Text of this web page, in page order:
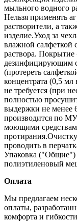
мыльного водного
Нельзя применять
растворители, а
изделие.Уход за
влажной салфеткой
раствора. Покрытие
дезинфицирующим
(протереть
концентрата (0,5 мл
не требуется (при
полностью
выдержки не менее
производится по
моющими
проводить в
Упаковка ("Общие")
полиэтиленовый
Оплата
Мы предлагаем
оплаты,
комфорта и